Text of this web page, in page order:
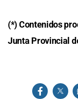
(*) Contenidos
Junta Provincial